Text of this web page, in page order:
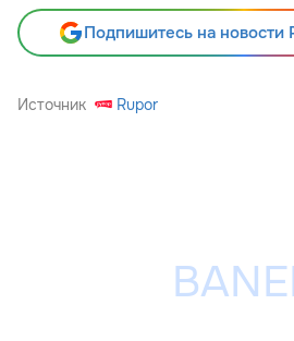
Подпишитесь на новости
Источник Rupor